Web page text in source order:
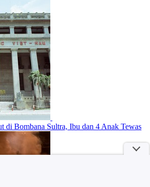
di Bombana Sultra, Ibu dan 4 Anak Tewas